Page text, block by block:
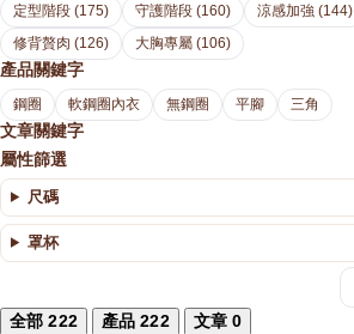
定型階段 (175)
守護階段 (160) 涼感加強 (144)
修背贅肉 (126)
大胸專屬 (106)
產品關鍵字
鋼圈 軟鋼圈內衣 無鋼圈 平腳 三角
文章關鍵字
屬性篩選
尺碼
罩杯
全部222 產品222 文章0